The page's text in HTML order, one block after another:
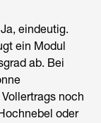
eindeutig.
ein Modul
ab. Bei
noch
oder